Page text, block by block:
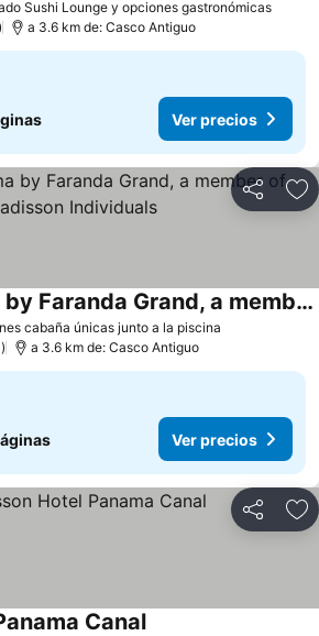
Sushi Lounge y opciones gastronómicas
a 3.6 km de: Casco Antiguo
Ver precios
Compartir
cabaña únicas junto a la piscina
Hotel El Panama by Faranda Grand, a member of Radisson Individuals
a 3.6 km de: Casco Antiguo
Ver precios
Compartir
Canal